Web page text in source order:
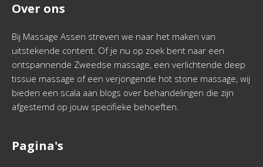
Over ons
Bij Massage Assen streven we naar het maken van
uitstekende content. Of je nu op zoek bent naar een
ontspannende Zweedse massage, een verlichtende deep
tissue massage of een verjongende hot stone massage, wij
bieden een scala aan blogs over behandelingen die zijn
afgestemd op jouw specifieke behoeften.
Pagina's